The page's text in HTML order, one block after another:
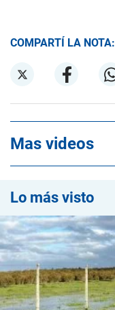
COMPARTÍ LA NOTA:
Mas videos
Lo más visto